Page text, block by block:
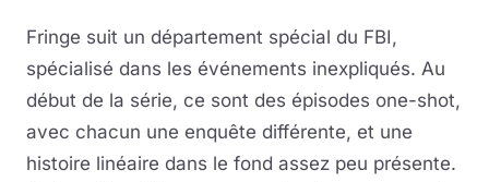
Fringe suit un département spécial du FBI,
spécialisé dans les événements inexpliqués. Au
début de la série, ce sont des épisodes one-shot,
avec chacun une enquête différente, et une
histoire linéaire dans le fond assez peu présente.